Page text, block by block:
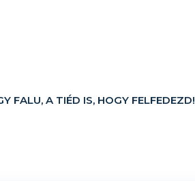
FALU, A TIÉD IS, HOGY FELFEDEZD!